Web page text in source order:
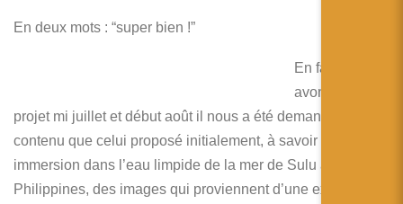
En deux mots : “super bien !”
En fait nous
avons lancé le
projet mi juillet et début août il nous a été demandé plus de
contenu que celui proposé initialement, à savoir une
immersion dans l’eau limpide de la mer de Sulu aux
Philippines, des images qui proviennent d’une expédition